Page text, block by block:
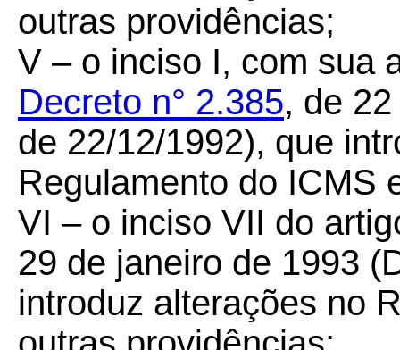
outras providências;
V – o inciso I, com sua
Decreto n° 2.385, de
de 22/12/1992), que
Regulamento do ICMS
VI – o inciso VII do
29 de janeiro de 1993
introduz alterações no